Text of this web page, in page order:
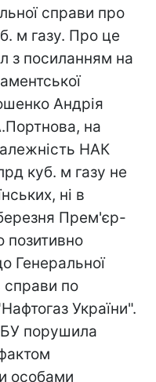
справи про
м газу. Про це
з посиланням на
Андрія
на
НАК
куб. м газу не
ні в
Прем'єр-
позитивно
Генеральної
справи по
України".
порушила
особами